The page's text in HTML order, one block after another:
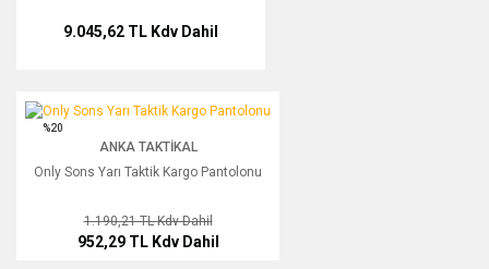
9.045,62 TL Kdv Dahil
Only Sons Yarı Taktik Kargo Pantolonu
%20
ANKA TAKTIKAL
Only Sons Yarı Taktik Kargo Pantolonu
1.190,21 TLKdv Dahil
952,29 TL Kdv Dahil